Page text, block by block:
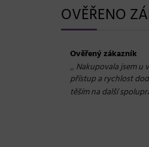
OVĚŘENO
Ověřený zákazník
„ Nakupovala jsem u
přístup a rychlost
těším na další